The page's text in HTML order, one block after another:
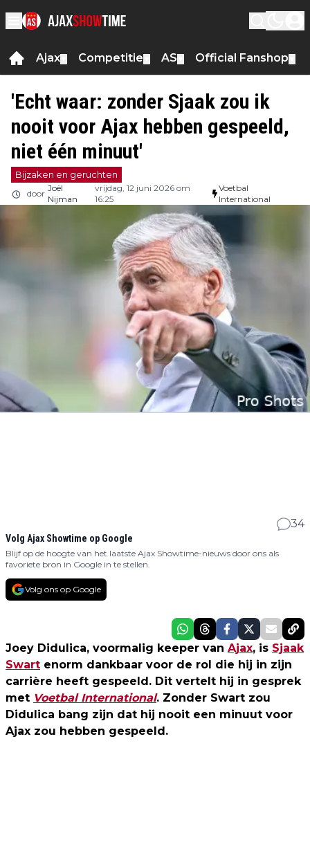
Ajax Competitie AS Official Fanshop
'Echt waar: zonder Sjaak zou ik
nooit voor Ajax hebben gespeeld,
niet één minuut'
Bijzaken en geruchten
door
Joël
Nijman
vrijdag, 12 juni 2026 om
16:25
Voetbal
International
34
Volg Ajax Showtime op Google
Blijf op de hoogte van het laatste Ajax Showtime-nieuws door ons als
favoriete bron in Google in te stellen.
Volg ons op Google
Joey Didulica, voormalig keeper van Ajax, is Sjaak
Swart enorm dankbaar voor de rol die hij in zijn
carrière heeft gespeeld. Dit vertelt hij in gesprek
met Voetbal International. Zonder Swart zou
Didulica bang zijn dat hij nooit een minuut voor
Ajax zou hebben gespeeld.